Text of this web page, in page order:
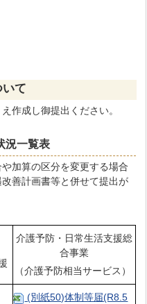
て
作成し御提出ください。
況一覧表
加算の区分を変更する場合
善計画書等と併せて提出が
介護予防・日常生活支援総
合事業
（介護予防相当サービス）
(別紙50)体制等届(R8.5